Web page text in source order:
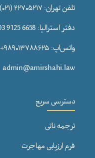
تلفن تهران: ۲۲۷۰۵۲۱۷ (۰۲۱)
دفتر استرالیا: 6658 9125 03
واتس‌اپ: ۹۸۹۰۱۳۷۸۸۶۲۵+
admin@amirshahi.law
دسترسی سریع
ترجمه ناتی
فرم ارزیابی مهاجرت